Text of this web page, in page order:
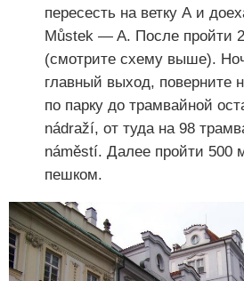
пересесть на ветку А и
Můstek — A. После пройти
(смотрите схему выше).
главный выход, поверните
по парку до трамвайной
nádraží, от туда на 98
náměstí. Далее пройти 500
пешком.